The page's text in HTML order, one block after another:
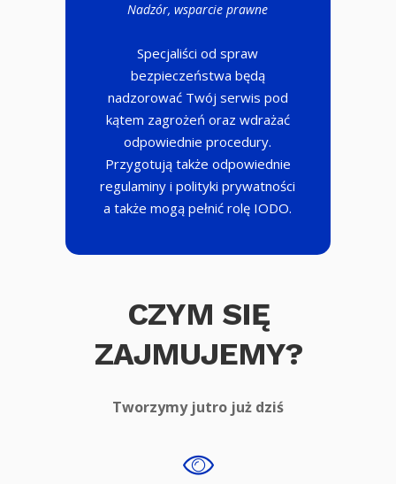
Nadzór, wsparcie prawne
Specjaliści od spraw
bezpieczeństwa będą
nadzorować Twój serwis pod
kątem zagrożeń oraz wdrażać
odpowiednie procedury.
Przygotują także odpowiednie
regulaminy i polityki prywatności
a także mogą pełnić rolę IODO.
CZYM SIĘ
ZAJMUJEMY?
Tworzymy jutro już dziś